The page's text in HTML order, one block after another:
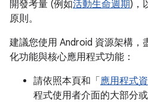
開發考量 (例如活動生命週期)，
原則。
建議您使用 Android 資源架構，
化功能與核心應用程式功能：
請依照本頁和「 應用程式
程式使用者介面的大部分或